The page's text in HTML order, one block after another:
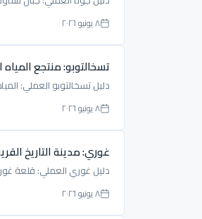
٨ يونيو ٢٠٢٦
تسخالتوبو: منتجع
دليل تسخالتوبو العملي:
٨ يونيو ٢٠٢٦
غوري: مدينة التاريخ
دليل غوري العملي: قلعة
٨ يونيو ٢٠٢٦